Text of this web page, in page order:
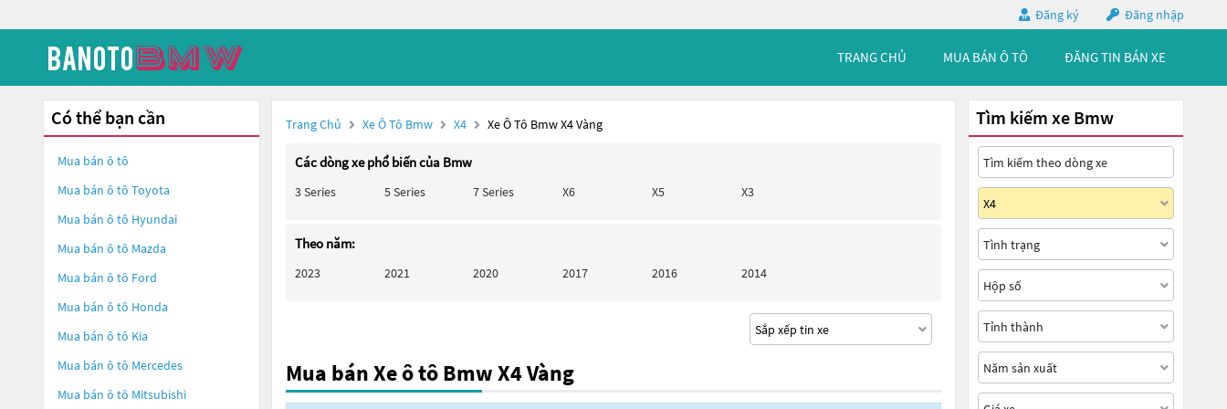
Đăng ký Đăng nhập
TRANG CHỦ MUA BÁN Ô TÔ ĐĂNG TIN BÁN XE
Có thể bạn cần
Mua bán ô tô
Mua bán ô tô Toyota
Mua bán ô tô Hyundai
Mua bán ô tô Mazda
Mua bán ô tô Ford
Mua bán ô tô Honda
Mua bán ô tô Kia
Mua bán ô tô Mercedes
Mua bán ô tô Mitsubishi
Trang Chủ Xe Ô Tô Bmw X4 Xe Ô Tô Bmw X4 Vàng
Các dòng xe phổ biến của Bmw
3 Series 5 Series 7 Series X6 X5 X3
Theo năm:
2023 2021 2020 2017 2016 2014
Mua bán Xe ô tô Bmw X4 Vàng
Tìm kiếm xe Bmw